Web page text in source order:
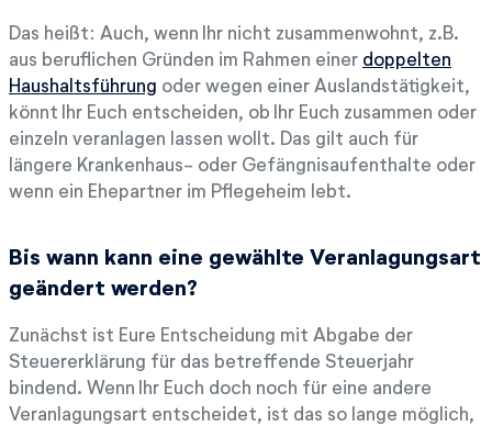
Das heißt: Auch, wenn Ihr nicht zusammenwohnt, z.B.
aus beruflichen Gründen im Rahmen einer doppelten
Haushaltsführung oder wegen einer Auslandstätigkeit,
könnt Ihr Euch entscheiden, ob Ihr Euch zusammen oder
einzeln veranlagen lassen wollt. Das gilt auch für
längere Krankenhaus- oder Gefängnisaufenthalte oder
wenn ein Ehepartner im Pflegeheim lebt.
Bis wann kann eine gewählte Veranlagungsart
geändert werden?
Zunächst ist Eure Entscheidung mit Abgabe der
Steuererklärung für das betreffende Steuerjahr
bindend. Wenn Ihr Euch doch noch für eine andere
Veranlagungsart entscheidet, ist das so lange möglich,